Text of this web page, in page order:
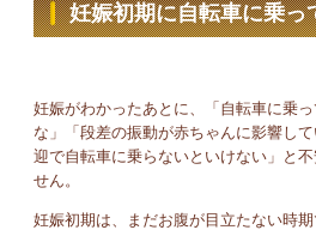
妊娠初期に自転車に乗っ
よりも気をつけたい転倒
妊娠がわかったあとに、「自転車に乗
な」「段差の振動が赤ちゃんに影響し
迎で自転車に乗らないといけない」と
せん。
妊娠初期は、まだお腹が目立たない時